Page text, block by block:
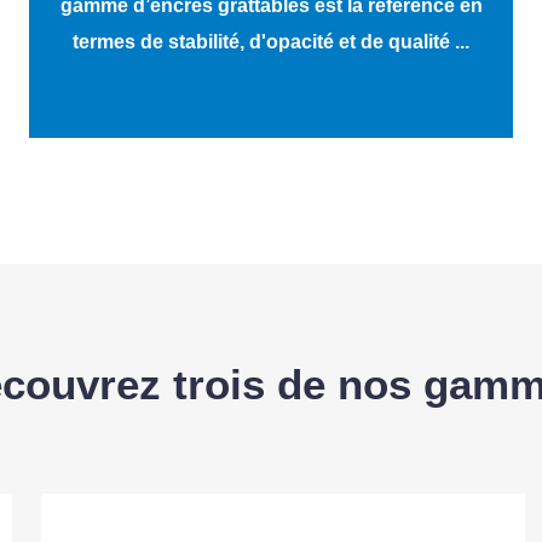
gamme d’encres grattables est la référence en
termes de stabilité, d'opacité et de qualité ...
trois de nos